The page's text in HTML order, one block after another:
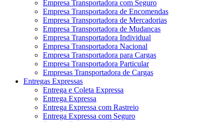
Empresa Transportadora com Seguro
Empresa Transportadora de Encomendas
Empresa Transportadora de Mercadorias
Empresa Transportadora de Mudanças
Empresa Transportadora Individual
Empresa Transportadora Nacional
Empresa Transportadora para Cargas
Empresa Transportadora Particular
Empresas Transportadora de Cargas
Entregas Expressas
Entrega e Coleta Expressa
Entrega Expressa
Entrega Expressa com Rastreio
Entrega Expressa com Seguro